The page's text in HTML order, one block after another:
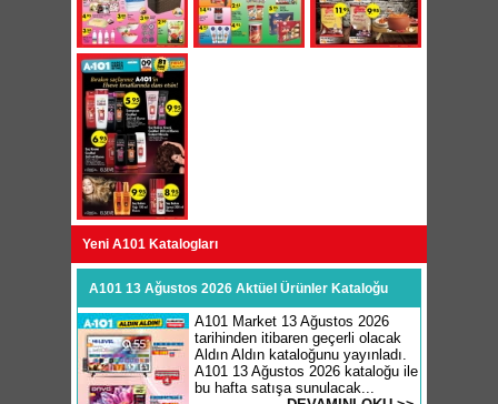
Yeni A101 Katalogları
A101 13 Ağustos 2026 Aktüel Ürünler Kataloğu
A101 Market 13 Ağustos 2026
tarihinden itibaren geçerli olacak
Aldın Aldın kataloğunu yayınladı.
A101 13 Ağustos 2026 kataloğu ile
bu hafta satışa sunulacak...